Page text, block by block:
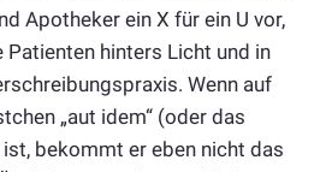
Apotheker ein X für ein U vor,
hinters Licht und in
Wenn auf
„aut idem“ (oder das
bekommt er eben nicht das